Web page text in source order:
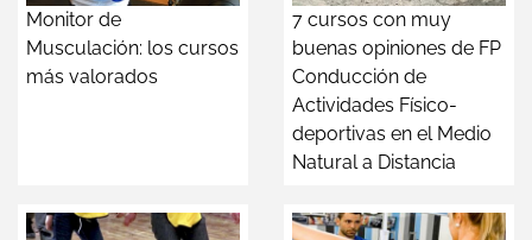
Monitor de
Musculación: los cursos
más valorados
7 cursos con muy
buenas opiniones de FP
Conducción de
Actividades Físico-
deportivas en el Medio
Natural a Distancia